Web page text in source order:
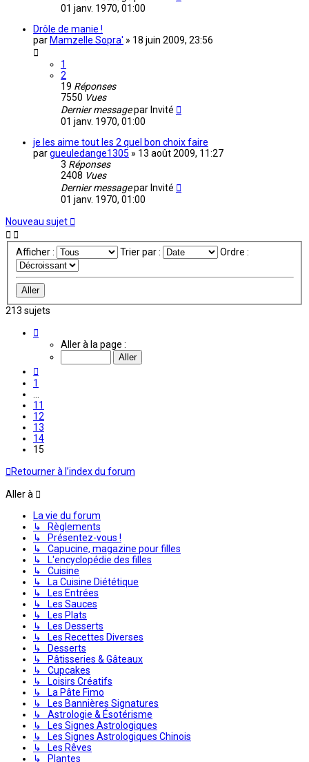
01 janv. 1970, 01:00
Drôle de manie !
par Mamzelle Sopra' » 18 juin 2009, 23:56
1
2
19 Réponses
7550 Vues
Dernier messagepar Invité
01 janv. 1970, 01:00
je les aime tout les 2 quel bon choix faire
pargueuledange1305 » 13 août 2009, 11:27
3 Réponses
2408 Vues
Dernier messagepar Invité
01 janv. 1970, 01:00
Nouveau sujet
Afficher : Trier par : Ordre :
213 sujets
Aller à la page :
1
11
12
13
14
15
Retourner à l’index du forum
Aller à
La vie du forum
↳ Règlements
↳ Présentez-vous !
↳ Capucine, magazine pour filles
↳ L'encyclopédie des filles
↳ Cuisine
↳ La Cuisine Diététique
↳ Les Entrées
↳ Les Sauces
↳ Les Plats
↳ Les Desserts
↳ Les Recettes Diverses
↳ Desserts
↳ Pâtisseries & Gâteaux
↳ Cupcakes
↳ Loisirs Créatifs
↳ La Pâte Fimo
↳ Les Bannières Signatures
↳ Astrologie & Ésotérisme
↳ Les Signes Astrologiques
↳ Les Signes Astrologiques Chinois
↳ Les Rêves
↳ Plantes